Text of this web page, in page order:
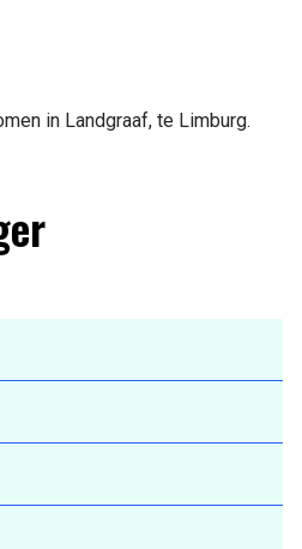
in Landgraaf, te Limburg.